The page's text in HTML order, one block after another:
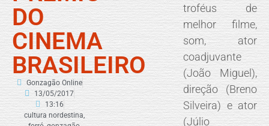
DO
CINEMA
BRASILEIRO
Gonzagão Online
13/05/2017
13:16
cultura nordestina,
troféus de
melhor filme,
som, ator
coadjuvante
(João Miguel),
direção (Breno
Silveira) e ator
(Júlio